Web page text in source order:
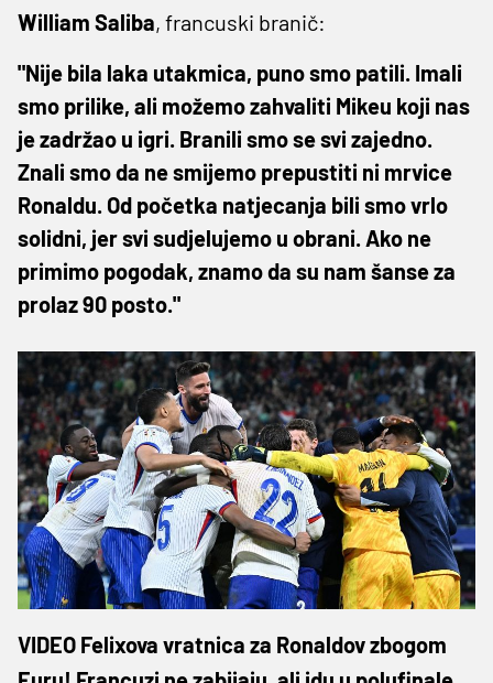
William Saliba, francuski branič:
"Nije bila laka utakmica, puno smo patili. Imali
smo prilike, ali možemo zahvaliti Mikeu koji nas
je zadržao u igri. Branili smo se svi zajedno.
Znali smo da ne smijemo prepustiti ni mrvice
Ronaldu. Od početka natjecanja bili smo vrlo
solidni, jer svi sudjelujemo u obrani. Ako ne
primimo pogodak, znamo da su nam šanse za
prolaz 90 posto."
VIDEO Felixova vratnica za Ronaldov zbogom